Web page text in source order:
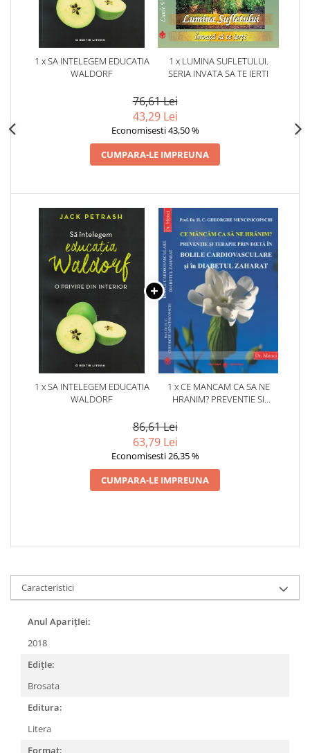
1 x SA INTELEGEM EDUCATIA
WALDORF
1 x LUMINA SUFLETULUI.
SERIA INVATA SA TE IERTI
76,61 Lei
43,29 Lei
Economisesti 43,50 %
CUMPARA-LE IMPREUNA
1 x SA INTELEGEM EDUCATIA
WALDORF
1 x CE MANCAM CA SA NE
HRANIM? PREVENTIE SI
CARDIOVASCULARE SI IN
86,61 Lei
63,79 Lei
Economisesti 26,35 %
CUMPARA-LE IMPREUNA
Caracteristici
Anul AparițIei:
2018
EdițIe:
Brosata
Editura:
Litera
Format: